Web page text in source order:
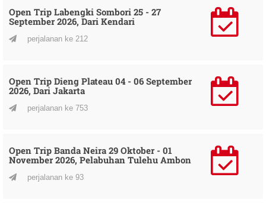
Open Trip Labengki Sombori 25 - 27
September 2026, Dari Kendari
perjalanan ke 212
Open Trip Dieng Plateau 04 - 06 September
2026, Dari Jakarta
perjalanan ke 753
Open Trip Banda Neira 29 Oktober - 01
November 2026, Pelabuhan Tulehu Ambon
perjalanan ke 93